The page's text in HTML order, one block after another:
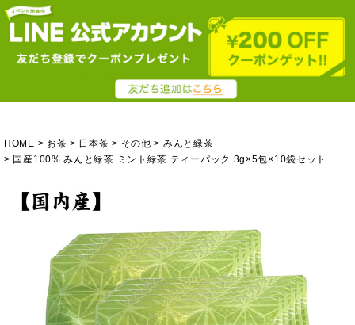
HOME お茶 日本茶 その他
みんと緑茶
国産100% みんと緑茶 ミント緑茶 ティーパック 3g×5包×10袋セット